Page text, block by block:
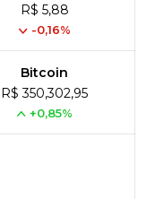
R$ 5,88
-0,16%
Bitcoin
R$ 350,302,95
+0,85%